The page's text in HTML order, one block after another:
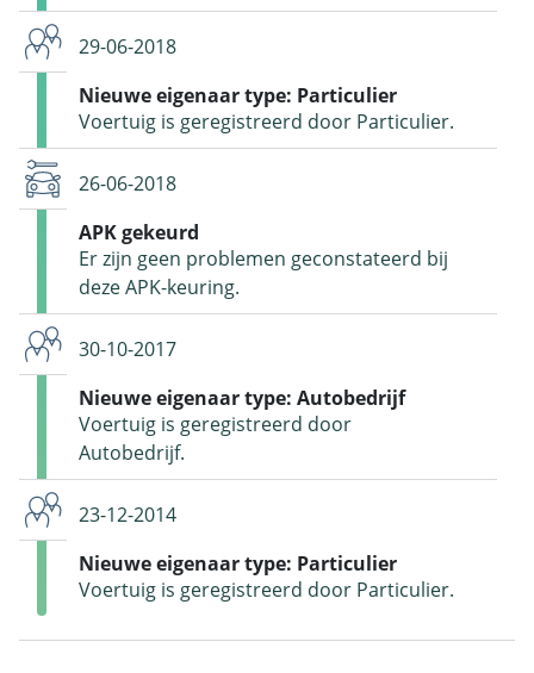
29-06-2018
Nieuwe eigenaar type: Particulier
Voertuig is geregistreerd door Particulier.
26-06-2018
APK gekeurd
Er zijn geen problemen geconstateerd bij
deze APK-keuring.
30-10-2017
Nieuwe eigenaar type: Autobedrijf
Voertuig is geregistreerd door
Autobedrijf.
23-12-2014
Nieuwe eigenaar type: Particulier
Voertuig is geregistreerd door Particulier.